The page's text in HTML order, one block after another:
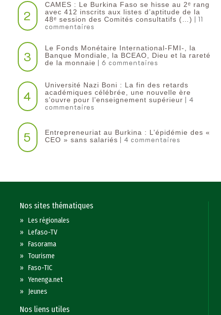
2
CAMES : Le Burkina Faso se hisse au 2ᵉ rang
avec 412 inscrits aux listes d’aptitude de la
48ᵉ session des Comités consultatifs (…) | 11
commentaires
3
Le Fonds Monétaire International-FMI-, la
Banque Mondiale, la BCEAO, Dieu et la rareté
de la monnaie | 6 commentaires
4
Université Nazi Boni : La fin des retards
académiques célébrée, une nouvelle ère
s’ouvre pour l’enseignement supérieur | 4
commentaires
5
Entrepreneuriat au Burkina : L’épidémie des «
CEO » sans salariés | 4 commentaires
Nos sites thématiques
»Les régionales
»Lefaso-TV
»Fasorama
»Tourisme
»Faso-TIC
»Yenenga.net
» Jeunes
Nos liens utiles